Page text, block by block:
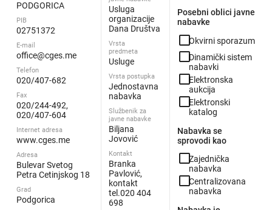
Usluga
organizacije
Dana Društva
Vrsta
predmeta
Usluge
Vrsta postupka
Jednostavna
nabavka
Službenik za
javne nabavke
Biljana
Jovović
Kontakt
Branka
Pavlović,
kontakt
tel.020 404
698
Posebni oblici javne
nabavke
check_box_outline_blankOkvirni sporazum
check_box_outline_blankDinamički sistem
nabavki
check_box_outline_blankElektronska
aukcija
check_box_outline_blankElektronski
katalog
Nabavka se
sprovodi kao
check_box_outline_blankZajednička
nabavka
check_box_outline_blankCentralizovana
nabavka
PODGORICA
PIB
02751372
E-mail
office@cges.me
Telefon
020/407-682
Fax
020/244-492,
020/407-604
Internet adresa
www.cges.me
Adresa
Bulevar Svetog
Petra Cetinjskog 18
Grad
Podgorica